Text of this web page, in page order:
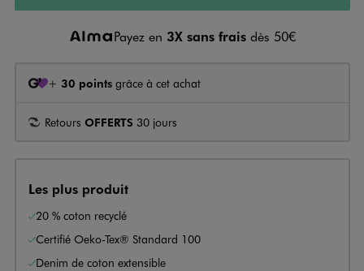
Payez en 3X sans frais dès 50€
+ 30 points grâce à cet achat
Retours OFFERTS 30 jours
Les plus produit
20 % coton recyclé
Certifié Oeko-Tex® Standard 100
Denim de coton extensible